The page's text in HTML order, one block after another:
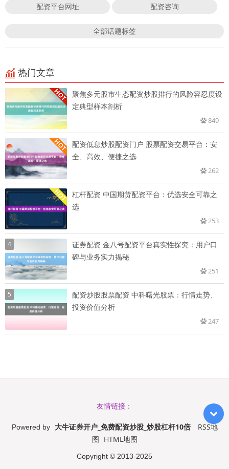
配资平台网址 配资咨询
全部话题标签
热门文章
聚焦多元股市生态配资炒股排行的风险容忍度设
定典型样本剖析
849
配资低息炒股配资门户 股票配资交易平台：安
全、高效、便捷之选
262
杠杆配资 中国期货配资平台：优选安全可靠之
选
253
4
证券配资 金八号配资平台真实性探究：用户口
碑与业务实力揭秘
251
5
配资炒股股票配资 中科曙光股票：行情走势、
投资价值分析
247
友情链接：
Powered by 大牛证券开户_免费配资炒股_炒股杠杆10倍
RSS地
图 HTML地图
Copyright © 2013-2025